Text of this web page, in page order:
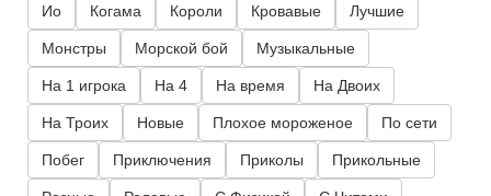
Ио Когама Короли Кровавые Лучшие
Монстры Морской бой Музыкальные
На 1 игрока На 4 На время На Двоих
На Троих Новые Плохое мороженое По сети
Побег Приключения Приколы Прикольные